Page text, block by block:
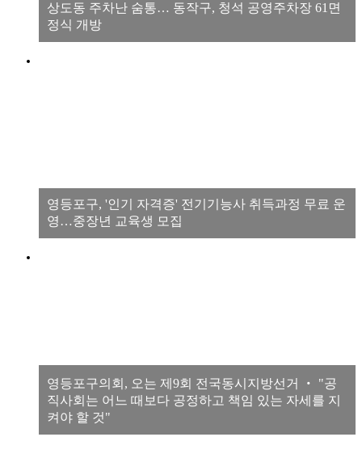
상도동 주차난 숨통… 동작구, 청석 공영주차장 61면
정식 개방
영등포구, '인기 자격증' 전기기능사 취득과정 무료 운
영…중장년 교육생 모집
영등포구의회, 오는 제9회 전국동시지방선거 ‧ "공
직사회는 어느 때보다 공정하고 책임 있는 자세를 지
켜야 할 것"